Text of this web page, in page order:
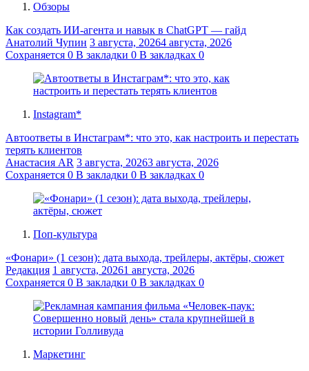
Обзоры
Как создать ИИ-агента и навык в ChatGPT — гайд
Анатолий Чупин 3 августа, 20264 августа, 2026
Сохраняется 0 В закладки 0 В закладках 0
Instagram*
Автоответы в Инстаграм*: что это, как настроить и перестать
терять клиентов
Анастасия AR 3 августа, 20263 августа, 2026
Сохраняется 0 В закладки 0 В закладках 0
Поп-культура
«Фонари» (1 сезон): дата выхода, трейлеры, актёры, сюжет
Редакция 1 августа, 20261 августа, 2026
Сохраняется 0 В закладки 0 В закладках 0
Маркетинг